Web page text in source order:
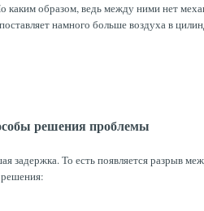
образом, ведь между ними нет
намного больше воздуха в
решения проблемы
задержка. То есть появляется разрыв